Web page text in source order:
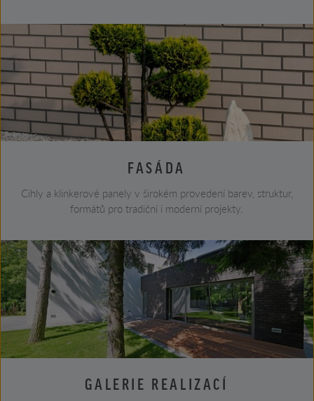
FASÁDA
Cihly a klinkerové panely v širokém provedení barev, struktur,
formátů pro tradiční i moderní projekty.
GALERIE REALIZACÍ